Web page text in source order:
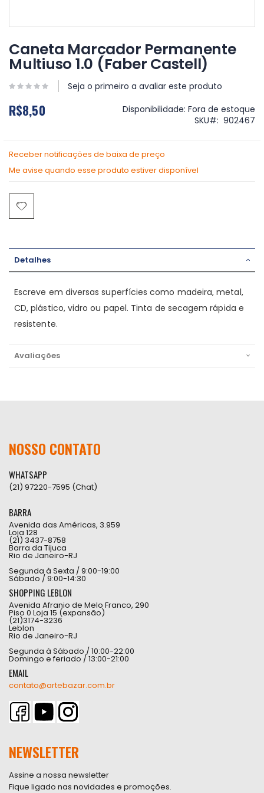
para
o
início
Galeria
imagens
Caneta Marcador Permanente
Multiuso 1.0 (Faber Castell)
Seja o primeiro a avaliar este produto
R$8,50 Disponibilidade: Fora de estoque
SKU
902467
Receber notificações de baixa de preço
Me avise quando esse produto estiver disponível
Detalhes
Escreve em diversas superfícies como madeira, metal,
CD, plástico, vidro ou papel. Tinta de secagem rápida e
resistente.
Avaliações
NOSSO CONTATO
WHATSAPP
(21) 97220-7595 (Chat)
BARRA
Avenida das Américas, 3.959
Loja 128
(21) 3437-8758
Barra da Tijuca
Rio de Janeiro-RJ
Segunda à Sexta / 9:00-19:00
Sábado / 9:00-14:30
SHOPPING LEBLON
Avenida Afranio de Melo Franco, 290
Piso 0 Loja 15 (expansão)
(21)3174-3236
Leblon
Rio de Janeiro-RJ
Segunda à Sábado / 10:00-22:00
Domingo e feriado / 13:00-21:00
EMAIL
contato@artebazar.com.br
NEWSLETTER
Assine a nossa newsletter
Fique ligado nas novidades e promoções.